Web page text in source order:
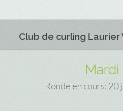
Club de curling Laurier
Mardi
Ronde en cours: